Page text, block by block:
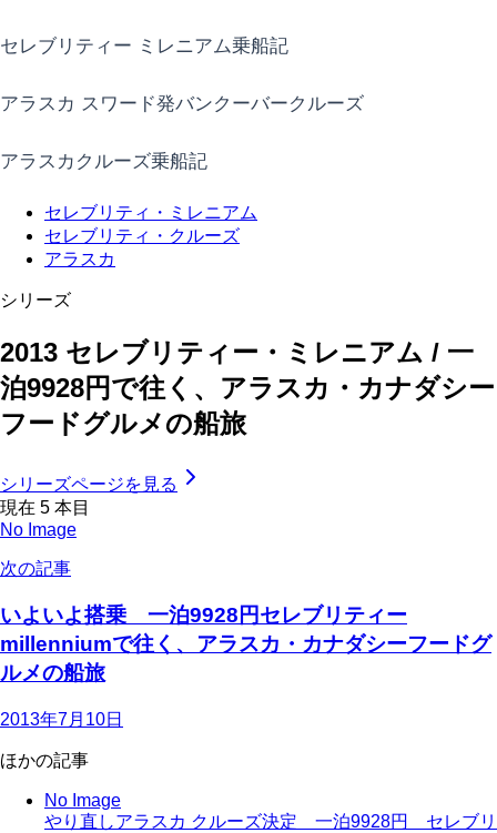
セレブリティー ミレニアム乗船記
アラスカ スワード発バンクーバークルーズ
アラスカクルーズ乗船記
セレブリティ・ミレニアム
セレブリティ・クルーズ
アラスカ
シリーズ
2013 セレブリティー・ミレニアム / 一
泊9928円で往く、アラスカ・カナダシー
フードグルメの船旅
シリーズページを見る
現在 5 本目
No Image
次の記事
いよいよ搭乗 一泊9928円セレブリティー
millenniumで往く、アラスカ・カナダシーフードグ
ルメの船旅
2013年7月10日
ほかの記事
No Image
やり直しアラスカ クルーズ決定 一泊9928円 セレブリ